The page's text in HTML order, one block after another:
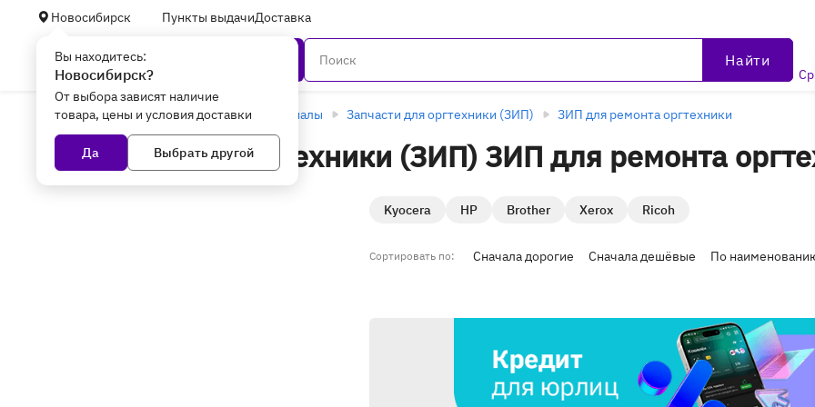
Новосибирск Пункты выдачиДоставка
Вы находитесь:
Новосибирск?
От выбора зависят наличие
товара, цены и условия доставки
Да Выбрать другой
Найти
Главная Оргтехника и расходные материалы Запчасти для оргтехники (ЗИП) ЗИП для ремонта оргтехники
Запчасти для оргтехники (ЗИП) ЗИП для ремонта
Новосибирске
Kyocera HP Brother Xerox Ricoh
Сортировать по: Сначала дорогие Сначала дешёвые По